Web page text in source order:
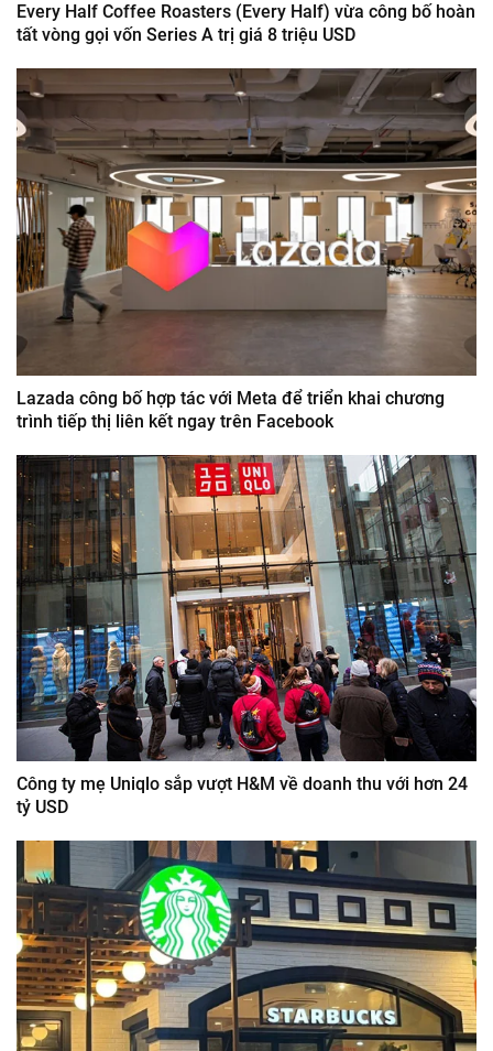
Every Half Coffee Roasters (Every Half) vừa công bố hoàn
tất vòng gọi vốn Series A trị giá 8 triệu USD
Lazada công bố hợp tác với Meta để triển khai chương
trình tiếp thị liên kết ngay trên Facebook
Công ty mẹ Uniqlo sắp vượt H&M về doanh thu với hơn 24
tỷ USD